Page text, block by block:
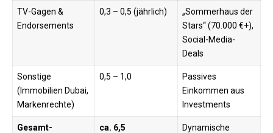
TV-Gagen &
Endorsements
0,3 – 0,5 (jährlich)
„Sommerhaus der
Stars“ (70.000 €+),
Social-Media-
Deals
Sonstige
(Immobilien Dubai,
Markenrechte)
0,5 – 1,0
Passives
Einkommen aus
Investments ​
Gesamt-
ca. 6,5
Dynamische